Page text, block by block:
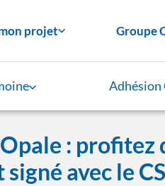
projet Groupe
Adhésion
: profitez
avec le